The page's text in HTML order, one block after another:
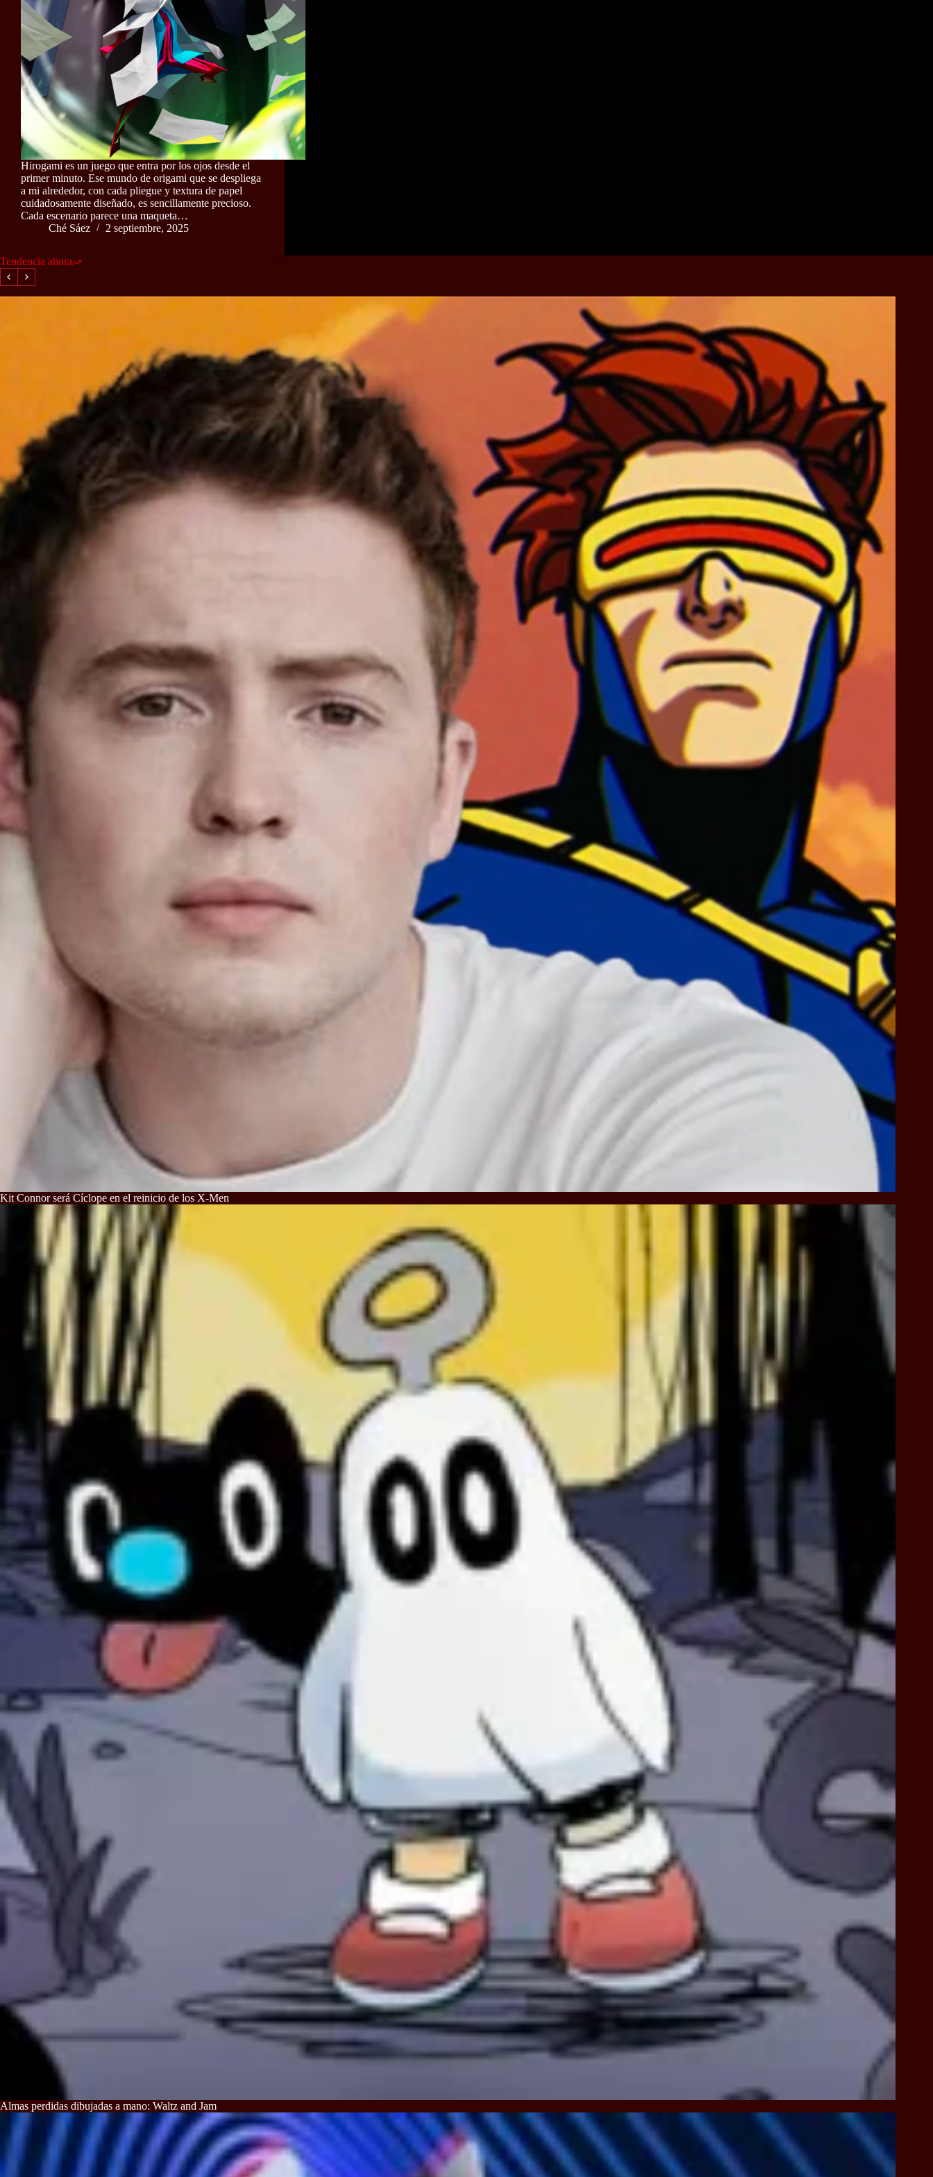
Hirogami es un juego que entra por los ojos desde el
primer minuto. Ese mundo de origami que se despliega
a mi alrededor, con cada pliegue y textura de papel
cuidadosamente diseñado, es sencillamente precioso.
Cada escenario parece una maqueta…
Ché Sáez
2 septiembre, 2025
Tendencia ahora
Kit Connor será Cíclope en el reinicio de los X-Men
Almas perdidas dibujadas a mano: Waltz and Jam